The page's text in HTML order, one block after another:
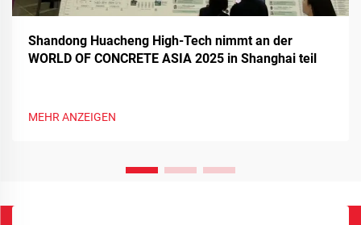
Shandong Huacheng High-Tech nimmt an der
WORLD OF CONCRETE ASIA 2025 in Shanghai teil
MEHR ANZEIGEN